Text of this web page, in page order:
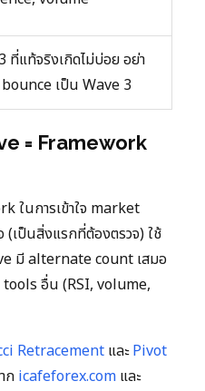
ที่แท้จริงเกิดไม่บ่อย อย่า
เป็น Wave 3
= Framework
ในการเข้าใจ market
เป็นสิ่งแรกที่ต้องตรวจ) ใช้
มี alternate count เสมอ
อื่น (RSI, volume,
Retracement และPivot
ก icafeforex.com และ